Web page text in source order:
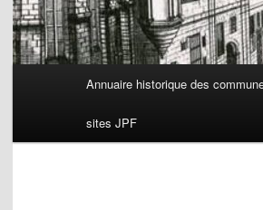
principal
Annuaire historique des
sites JPF